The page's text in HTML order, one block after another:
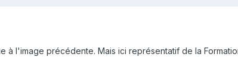
à l'image précédente. Mais ici représentatif de la